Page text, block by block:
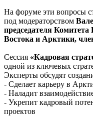
На форуме эти вопросы
под модераторством
председателя
Востока и Арктики,
Сессия «Кадровая
одной из ключевых
Эксперты обсудят
- Сделает карьеру в
- Наладит
- Укрепит кадровый
проектов